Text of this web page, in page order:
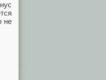
не